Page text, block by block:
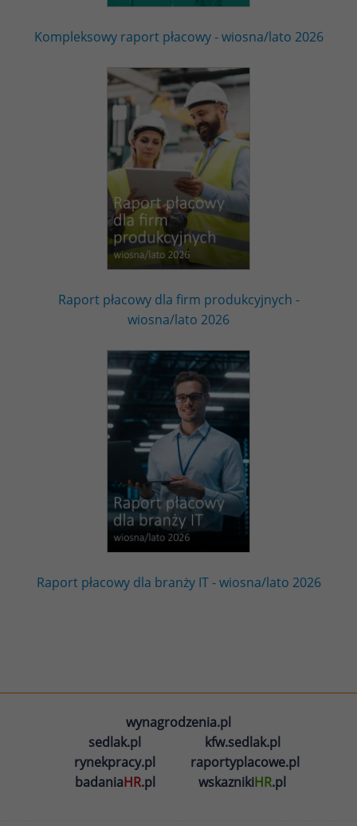
Kompleksowy raport płacowy - wiosna/lato 2026
Raport płacowy dla firm produkcyjnych -
wiosna/lato 2026
Raport płacowy dla branży IT - wiosna/lato 2026
wynagrodzenia.pl
sedlak.pl
kfw.sedlak.pl
rynekpracy.pl
raportyplacowe.pl
badaniaHR.pl wskaznikiHR.pl